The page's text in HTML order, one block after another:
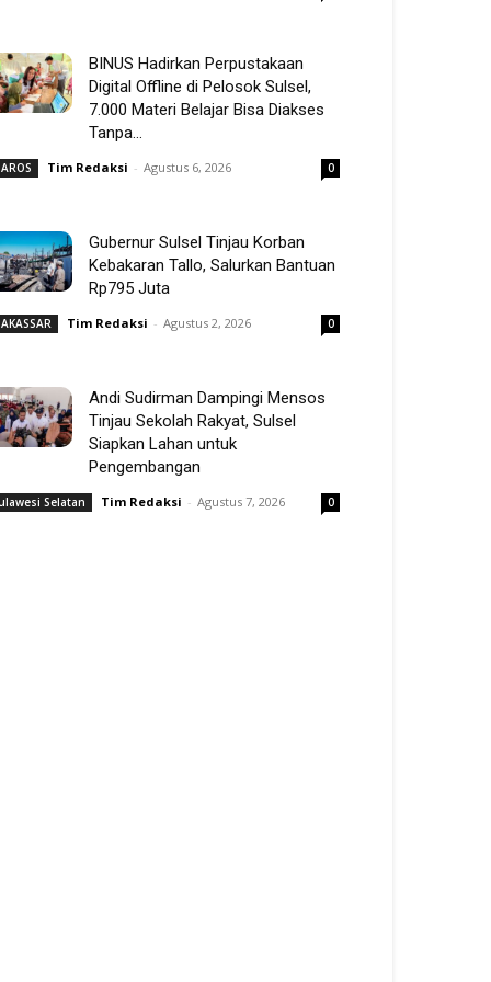
BINUS Hadirkan Perpustakaan
Digital Offline di Pelosok Sulsel,
7.000 Materi Belajar Bisa Diakses
Tanpa...
Tim Redaksi - Agustus 6, 2026 0
Gubernur Sulsel Tinjau Korban
Kebakaran Tallo, Salurkan Bantuan
Rp795 Juta
Tim Redaksi - Agustus 2, 2026 0
Andi Sudirman Dampingi Mensos
Tinjau Sekolah Rakyat, Sulsel
Siapkan Lahan untuk
Pengembangan
Selatan Tim Redaksi - Agustus 7, 2026 0